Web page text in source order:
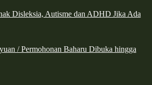
Disleksia, Autisme dan ADHD Jika Ada
/ Permohonan Baharu Dibuka hingga